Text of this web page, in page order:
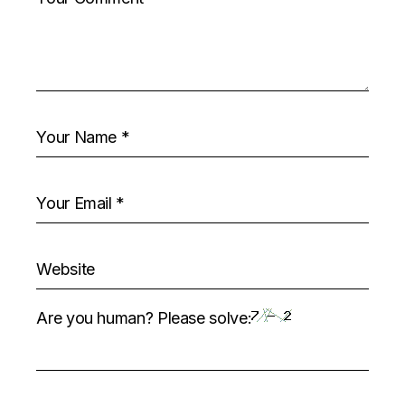
Are you human? Please solve: